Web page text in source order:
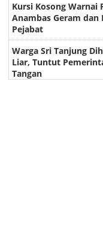
Kursi Kosong
Anambas Geram dan
Pejabat
Warga Sri Tanjung
Liar, Tuntut
Tangan